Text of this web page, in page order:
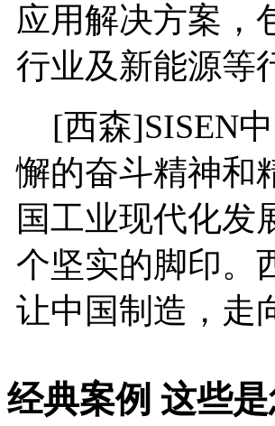
应用解决方案，
行业及新能源等
[西森]SISEN
懈的奋斗精神和
国工业现代化发
个坚实的脚印。
让中国制造，走
经典案例 这些